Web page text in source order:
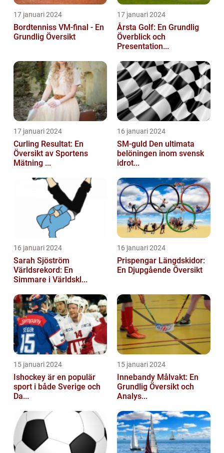
17 januari 2024
Bordtenniss VM-final - En
Grundlig Översikt
17 januari 2024
Årsta Golf: En Grundlig
Överblick och
Presentation...
17 januari 2024
Curling Resultat: En
Översikt av Sportens
Mätning ...
16 januari 2024
SM-guld Den ultimata
belöningen inom svensk
idrot...
16 januari 2024
Sarah Sjöström
Världsrekord: En
Simmare i Världskl...
16 januari 2024
Prispengar Längdskidor:
En Djupgående Översikt
15 januari 2024
Ishockey är en populär
sport i både Sverige och
Da...
15 januari 2024
Innebandy Målvakt: En
Grundlig Översikt och
Analys...